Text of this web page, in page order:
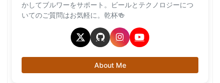
かしてブルワーをサポート。ビールとテクノロジーにつ
いてのご質問はお気軽に。乾杯🍻
About Me